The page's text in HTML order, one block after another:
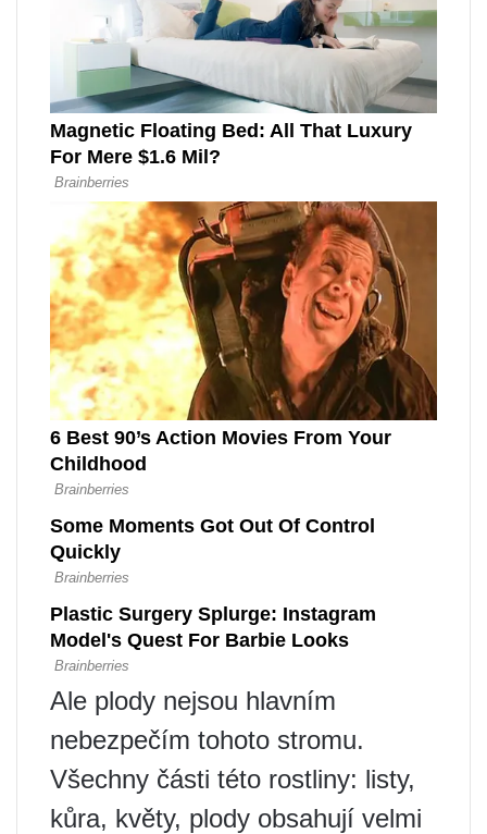
Ale plody nejsou hlavním
nebezpečím tohoto stromu.
Všechny části této rostliny: listy,
kůra, květy, plody obsahují velmi